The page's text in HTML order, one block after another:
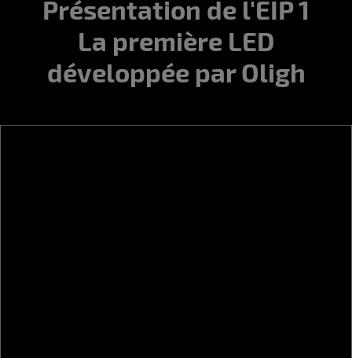
Présentation de l'EIP 1
La première LED
développée par Oligh